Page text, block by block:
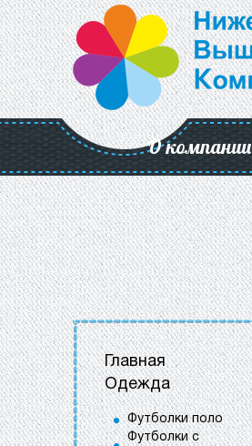
О компании
Главная
Одежда
Футболки поло
Футболки с